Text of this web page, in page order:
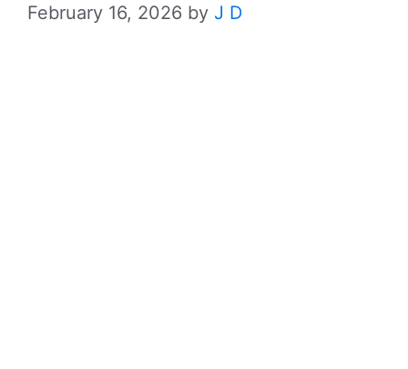
February 16, 2026 by J D